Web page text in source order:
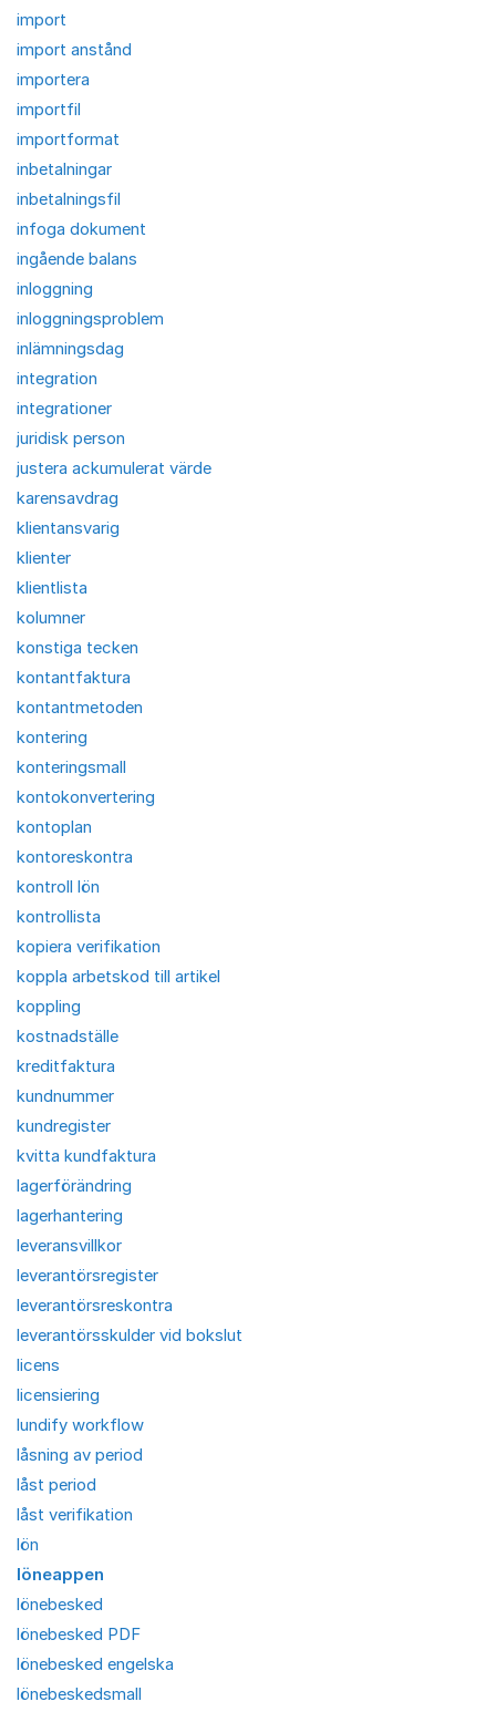
import
import anstånd
importera
importfil
importformat
inbetalningar
inbetalningsfil
infoga dokument
ingående balans
inloggning
inloggningsproblem
inlämningsdag
integration
integrationer
juridisk person
justera ackumulerat värde
karensavdrag
klientansvarig
klienter
klientlista
kolumner
konstiga tecken
kontantfaktura
kontantmetoden
kontering
konteringsmall
kontokonvertering
kontoplan
kontoreskontra
kontroll lön
kontrollista
kopiera verifikation
koppla arbetskod till artikel
koppling
kostnadställe
kreditfaktura
kundnummer
kundregister
kvitta kundfaktura
lagerförändring
lagerhantering
leveransvillkor
leverantörsregister
leverantörsreskontra
leverantörsskulder vid bokslut
licens
licensiering
lundify workflow
låsning av period
låst period
låst verifikation
lön
löneappen
lönebesked
lönebesked PDF
lönebesked engelska
lönebeskedsmall